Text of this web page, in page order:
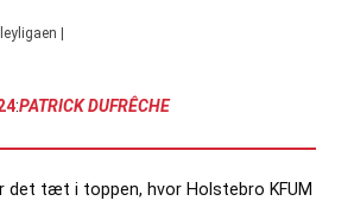
|
:PATRICK DUFRÊCHE
det tæt i toppen, hvor Holstebro KFUM